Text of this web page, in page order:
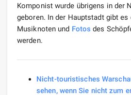
Komponist wurde übrigens in der
geboren. In der Hauptstadt gibt es
Musiknoten und Fotos des
werden.
Nicht-touristisches
sehen, wenn Sie nicht zum